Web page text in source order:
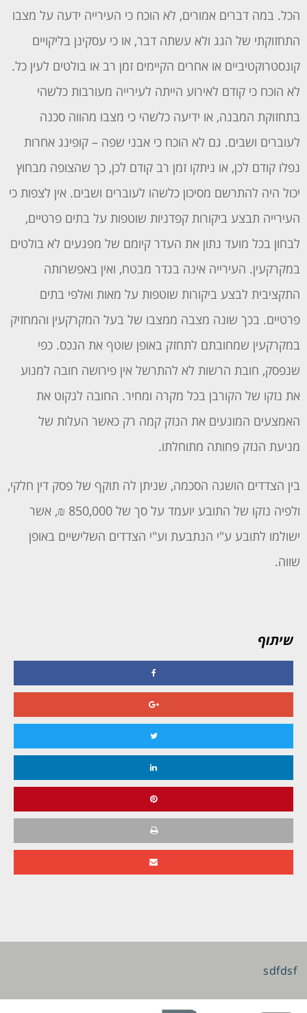
הכל. במה דברים אמורים, לא הוכח כי העירייה ידעה על מצבו
התחזוקתי של הגג ולא עשתה דבר, או כי עסקינן בליקויים
קונסטרוקטיביים או אחרים הקיימים זמן רב או בולטים לעין כל.
לא הוכח כי קודם לאירוע הייתה לעירייה מעורבות כלשהי
בתחזוקת המבנה, או ידיעה כלשהי כי מצבו מהווה סכנה
לעוברים ושבים. גם לא הוכח כי אבני שפה – קופינג אחרות
נפלו קודם לכן, או ניתקו זמן רב קודם לכן, כך שהצופה מבחוץ
יכול היה להתרשם מסיכון כלשהו לעוברים ושבים. אין לצפות כי
העירייה תבצע ביקורות קפדניות שוטפות על בתים פרטיים,
לבחון בכל מועד נתון את העדר קיומם של מפגעים לא בולטים
במקרקעין. העירייה אינה בגדר מבטח, ואין באפשרותה
התקציבית לבצע ביקורות שוטפות על מאות ואלפי בתים
פרטיים. בכך שונה מצבה ממצבו של בעל המקרקעין והמחזיק
במקרקעין שמחובתם לתחזק באופן שוטף את הנכס. כפי
שנפסק, חובת הרשות לא להתרשל אין פירושה חובה למנוע
את נזקו של הקורבן בכל מקרה ומחיר. החובה לנקוט את
האמצעים המונעים את הנזק קמה רק כאשר העלות של
מניעת הנזק פחותה מתוחלתו.
בין הצדדים הושגה הסכמה, שניתן לה תוקף של פסק דין חלקי,
ולפיה נזקו של התובע יועמד על סך של 850,000 ₪, אשר
ישולמו לתובע ע"י הנתבעת וע"י הצדדים השלישיים באופן
שווה.
שיתוף
sdfdsf